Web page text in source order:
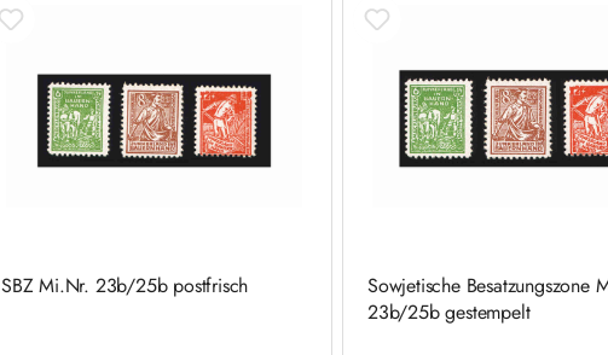
SBZ Mi.Nr. 23b/25b postfrisch
Sowjetische Besatzungszone
23b/25b gestempelt